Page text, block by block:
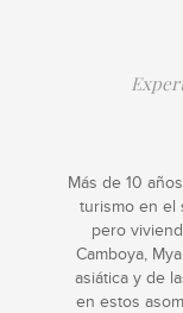
Más de 10
turismo en el
pero
Camboya,
asiática y de
en estos